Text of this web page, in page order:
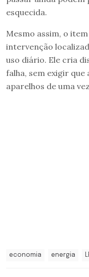
esquecida.
Mesmo assim, o
intervenção
uso diário. Ele cria
falha, sem exigir
aparelhos de uma
economia energia